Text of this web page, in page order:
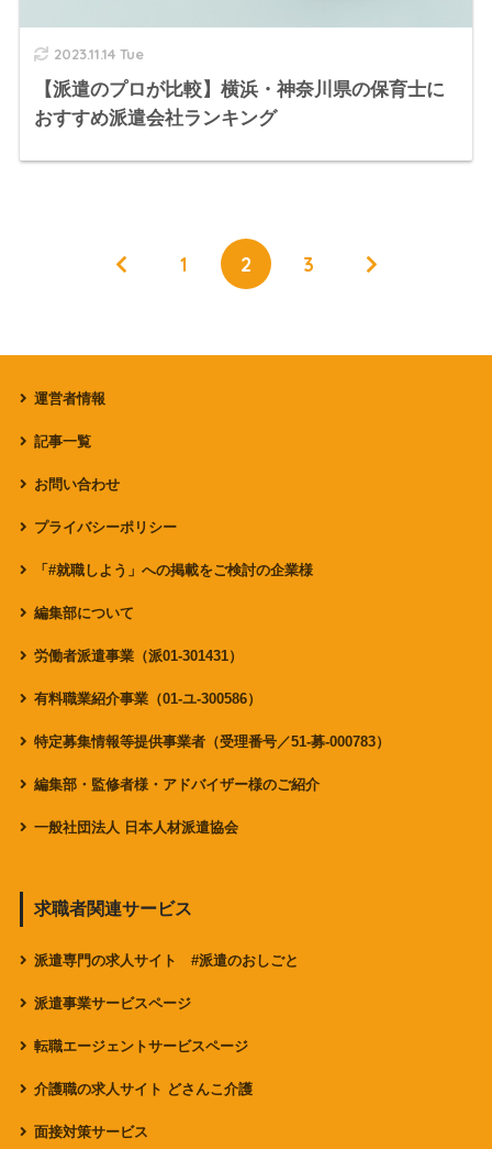
2023.11.14 Tue
【派遣のプロが比較】横浜・神奈川県の保育士に
おすすめ派遣会社ランキング
1 2 3
運営者情報
記事一覧
お問い合わせ
プライバシーポリシー
「#就職しよう」への掲載をご検討の企業様
編集部について
労働者派遣事業（派01-301431）
有料職業紹介事業（01-ユ-300586）
特定募集情報等提供事業者（受理番号／51-募-000783）
編集部・監修者様・アドバイザー様のご紹介
一般社団法人 日本人材派遣協会
求職者関連サービス
派遣専門の求人サイト #派遣のおしごと
派遣事業サービスページ
転職エージェントサービスページ
介護職の求人サイト どさんこ介護
面接対策サービス